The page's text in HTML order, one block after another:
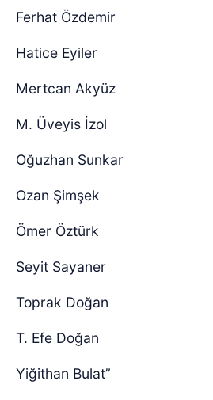
Ferhat Özdemir
Hatice Eyiler
Mertcan Akyüz
M. Üveyis İzol
Oğuzhan Sunkar
Ozan Şimşek
Ömer Öztürk
Seyit Sayaner
Toprak Doğan
T. Efe Doğan
Yiğithan Bulat”